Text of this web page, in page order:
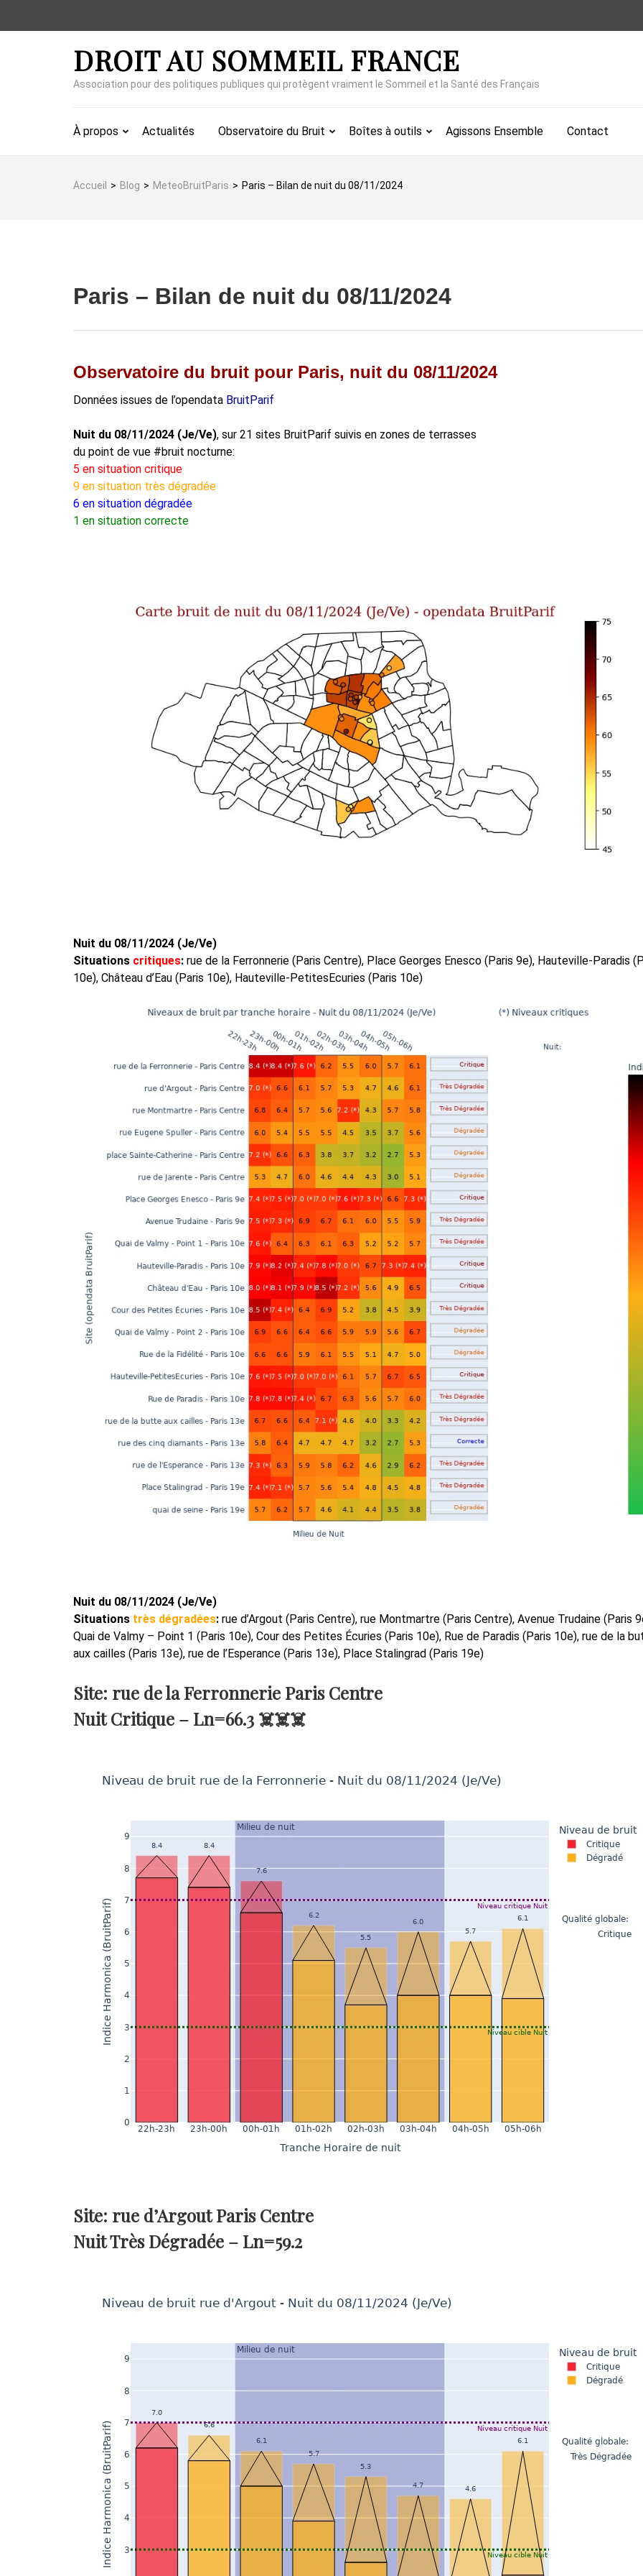
DROIT AU SOMMEIL FRANCE
Association pour des politiques publiques qui protègent vraiment le Sommeil et la Santé des Français
À propos Actualités Observatoire du Bruit Boîtes à outils Agissons Ensemble Contact
Accueil > Blog > MeteoBruitParis > Paris – Bilan de nuit du 08/11/2024
Paris – Bilan de nuit du 08/11/2024
Observatoire du bruit pour Paris, nuit du 08/11/2024
Données issues de l’opendata BruitParif
Nuit du 08/11/2024 (Je/Ve), sur 21 sites BruitParif suivis en zones de terrasses
du point de vue #bruit nocturne:
5 en situation critique
9 en situation très dégradée
6 en situation dégradée
1 en situation correcte
Nuit du 08/11/2024 (Je/Ve)
Situations critiques: rue de la Ferronnerie (Paris Centre), Place Georges Enesco (Paris 9e), Hauteville-Paradis
10e), Château d’Eau (Paris 10e), Hauteville-PetitesEcuries (Paris 10e)
Nuit du 08/11/2024 (Je/Ve)
Situations très dégradées: rue d’Argout (Paris Centre), rue Montmartre (Paris Centre), Avenue Trudaine (Paris
Quai de Valmy – Point 1 (Paris 10e), Cour des Petites Écuries (Paris 10e), Rue de Paradis (Paris 10e), rue de la
aux cailles (Paris 13e), rue de l’Esperance (Paris 13e), Place Stalingrad (Paris 19e)
Site: rue de la Ferronnerie Paris Centre
Nuit Critique – Ln=66.3 ☠️☠️☠️
Site: rue d’Argout Paris Centre
Nuit Très Dégradée – Ln=59.2